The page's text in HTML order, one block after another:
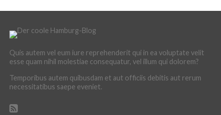
Quis autem vel eum iure reprehenderit qui in ea voluptate velit
esse quam nihil molestiae consequatur, vel illum qui dolorem?
Temporibus autem quibusdam et aut officiis debitis aut rerum
necessitatibus saepe eveniet.